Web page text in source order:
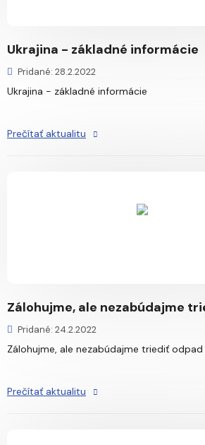
Ukrajina - základné informácie
Pridané: 28.2.2022
Ukrajina - základné informácie
Prečítať aktualitu
Zálohujme, ale nezabúdajme
Pridané: 24.2.2022
Zálohujme, ale nezabúdajme triediť odpad
Prečítať aktualitu